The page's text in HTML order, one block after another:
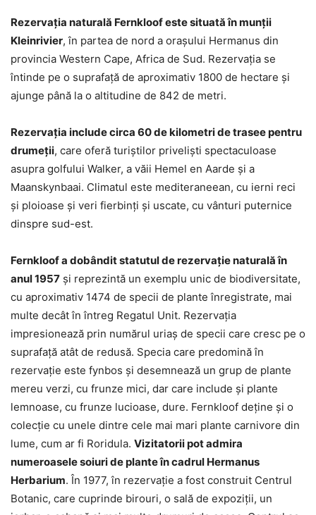
Rezervaţia naturală Fernkloof este situată în munţii
Kleinrivier, în partea de nord a oraşului Hermanus din
provincia Western Cape, Africa de Sud. Rezervaţia se
întinde pe o suprafaţă de aproximativ 1800 de hectare şi
ajunge până la o altitudine de 842 de metri.
Rezervaţia include circa 60 de kilometri de trasee pentru
drumeţii, care oferă turiştilor privelişti spectaculoase
asupra golfului Walker, a văii Hemel en Aarde şi a
Maanskynbaai. Climatul este mediteraneean, cu ierni reci
şi ploioase şi veri fierbinţi şi uscate, cu vânturi puternice
dinspre sud-est.
Fernkloof a dobândit statutul de rezervaţie naturală în
anul 1957 şi reprezintă un exemplu unic de biodiversitate,
cu aproximativ 1474 de specii de plante înregistrate, mai
multe decât în întreg Regatul Unit. Rezervaţia
impresionează prin numărul uriaş de specii care cresc pe o
suprafaţă atât de redusă. Specia care predomină în
rezervaţie este fynbos și desemnează un grup de plante
mereu verzi, cu frunze mici, dar care include şi plante
lemnoase, cu frunze lucioase, dure. Fernkloof deţine şi o
colecţie cu unele dintre cele mai mari plante carnivore din
lume, cum ar fi Roridula. Vizitatorii pot admira
numeroasele soiuri de plante în cadrul Hermanus
Herbarium. În 1977, în rezervaţie a fost construit Centrul
Botanic, care cuprinde birouri, o sală de expoziţii, un